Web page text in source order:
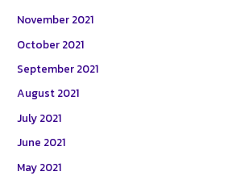
November 2021
October 2021
September 2021
August 2021
July 2021
June 2021
May 2021